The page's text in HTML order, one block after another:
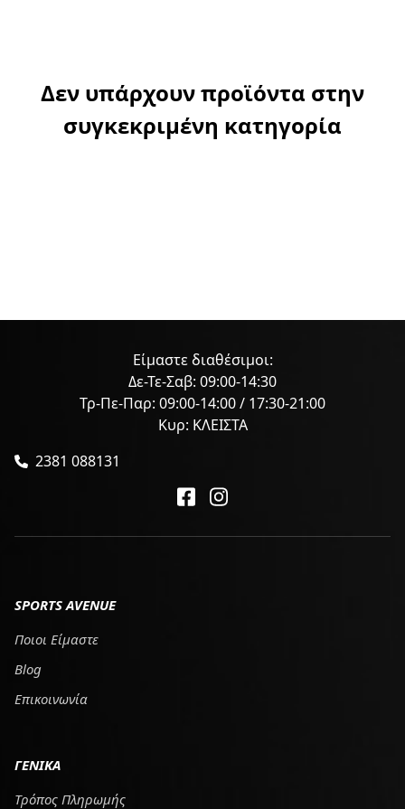
Δεν υπάρχουν προϊόντα στην
συγκεκριμένη κατηγορία
Είμαστε διαθέσιμοι:
Δε-Τε-Σαβ: 09:00-14:30
Τρ-Πε-Παρ: 09:00-14:00 / 17:30-21:00
Κυρ: ΚΛΕΙΣΤΑ
2381 088131
SPORTS AVENUE
Ποιοι Είμαστε
Blog
Επικοινωνία
ΓΕΝΙΚΑ
Τρόπος Πληρωμής